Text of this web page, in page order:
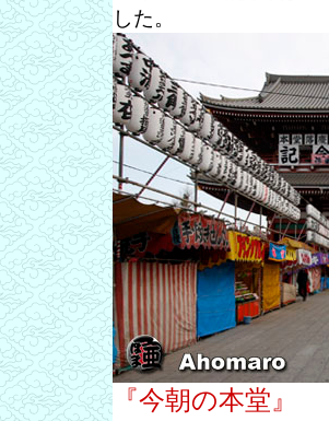
した。
『今朝の本堂』